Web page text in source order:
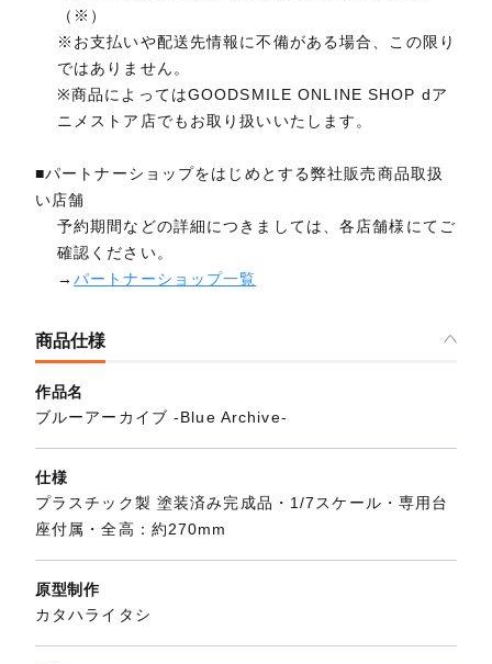
（※）
※お支払いや配送先情報に不備がある場合、この限り
ではありません。
※商品によってはGOODSMILE ONLINE SHOP dア
ニメストア店でもお取り扱いいたします。
■パートナーショップをはじめとする弊社販売商品取扱
い店舗
予約期間などの詳細につきましては、各店舗様にてご
確認ください。
→パートナーショップ一覧
商品仕様
作品名
ブルーアーカイブ -Blue Archive-
仕様
プラスチック製 塗装済み完成品・1/7スケール・専用台
座付属・全高：約270mm
原型制作
カタハライタシ